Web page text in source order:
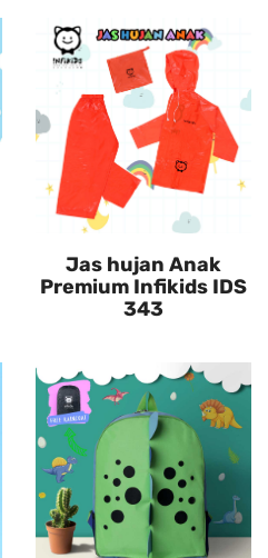
Jas hujan Anak
Premium Infikids IDS
343